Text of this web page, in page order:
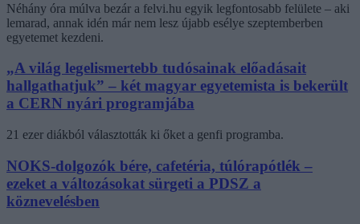
Néhány óra múlva bezár a felvi.hu egyik legfontosabb felülete – aki
lemarad, annak idén már nem lesz újabb esélye szeptemberben
egyetemet kezdeni.
„A világ legelismertebb tudósainak előadásait
hallgathatjuk” – két magyar egyetemista is bekerült
a CERN nyári programjába
21 ezer diákból választották ki őket a genfi programba.
NOKS-dolgozók bére, cafetéria, túlórapótlék –
ezeket a változásokat sürgeti a PDSZ a
köznevelésben